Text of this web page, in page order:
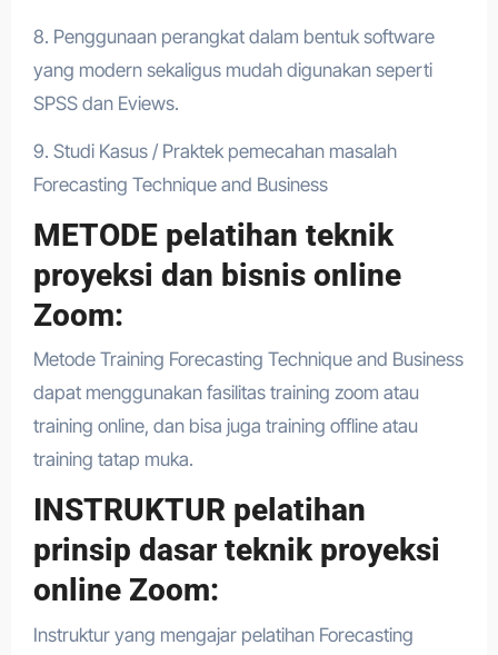
8. Penggunaan perangkat dalam bentuk software
yang modern sekaligus mudah digunakan seperti
SPSS dan Eviews.
9. Studi Kasus / Praktek pemecahan masalah
Forecasting Technique and Business
METODE pelatihan teknik
proyeksi dan bisnis online
Zoom:
Metode Training Forecasting Technique and Business
dapat menggunakan fasilitas training zoom atau
training online, dan bisa juga training offline atau
training tatap muka.
INSTRUKTUR pelatihan
prinsip dasar teknik proyeksi
online Zoom:
Instruktur yang mengajar pelatihan Forecasting